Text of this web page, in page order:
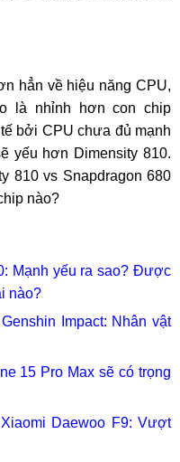
hẳn về hiệu năng CPU,
là nhỉnh hơn con chip
bởi CPU chưa đủ mạnh
yếu hơn Dimensity 810.
810 vs Snapdragon 680
nào?
Mạnh yếu ra sao? Được
nào?
Impact: Nhân vật
15 Pro Max sẽ có trọng
Daewoo F9: Vượt